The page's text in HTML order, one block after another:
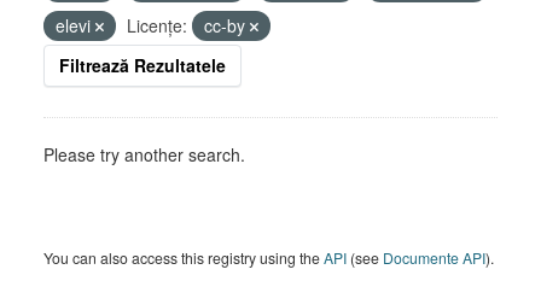
elevi
Licenţe:
cc-by
Filtrează Rezultatele
Please try another search.
You can also access this registry using theAPI (see Documente API).